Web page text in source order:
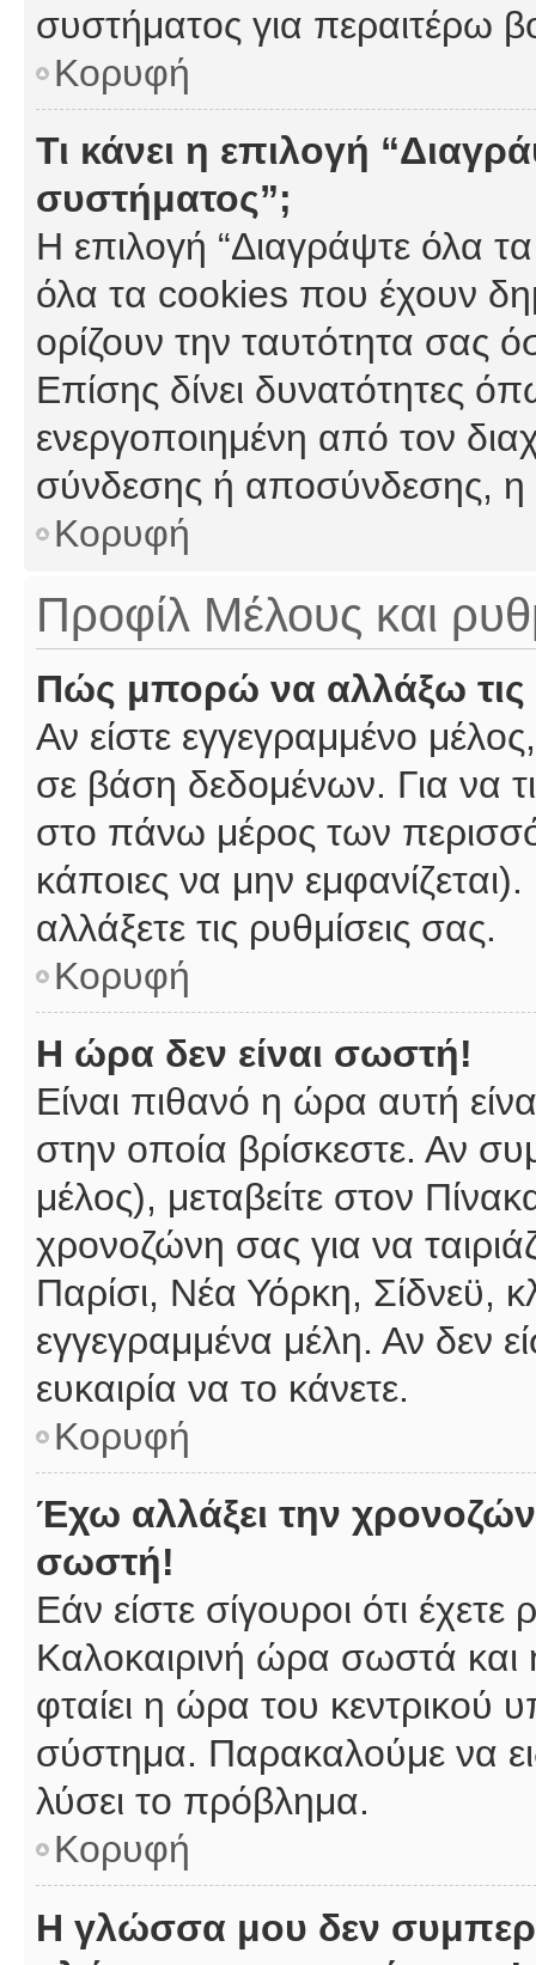
συστήματος για περαιτέρω
Κορυφή
Τι κάνει η επιλογή
συστήματος”;
Η επιλογή “Διαγράψτε όλα
όλα τα cookies που έχουν
ορίζουν την ταυτότητα σας
Επίσης δίνει δυνατότητες
ενεργοποιημένη από τον
σύνδεσης ή αποσύνδεσης, η
Κορυφή
Προφίλ Μέλους και
Πώς μπορώ να αλλάξω τις
Αν είστε εγγεγραμμένο
σε βάση δεδομένων. Για να
στο πάνω μέρος των
κάποιες να μην
αλλάξετε τις ρυθμίσεις σας.
Κορυφή
Η ώρα δεν είναι σωστή!
Είναι πιθανό η ώρα αυτή
στην οποία βρίσκεστε. Αν
μέλος), μεταβείτε στον
χρονοζώνη σας για να
Παρίσι, Νέα Υόρκη, Σίδνεϋ,
εγγεγραμμένα μέλη. Αν δεν
ευκαιρία να το κάνετε.
Κορυφή
Έχω αλλάξει την
σωστή!
Εάν είστε σίγουροι ότι
Καλοκαιρινή ώρα σωστά και
φταίει η ώρα του κεντρικού
σύστημα. Παρακαλούμε να
λύσει το πρόβλημα.
Κορυφή
Η γλώσσα μου δεν